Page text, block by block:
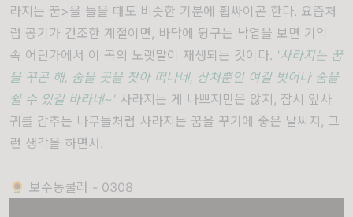
라지는 꿈>을 들을 때도 비슷한 기분에 휩싸이곤 한다. 요즘처
럼 공기가 건조한 계절이면, 바닥에 뒹구는 낙엽을 보면 기억
속 어딘가에서 이 곡의 노랫말이 재생되는 것이다. '사라지는 꿈
을 꾸곤 해, 숨을 곳을 찾아 떠나네, 상처뿐인 여길 벗어나 숨을
쉴 수 있길 바라네~' 사라지는 게 나쁘지만은 않지, 잠시 잎사
귀를 감추는 나무들처럼 사라지는 꿈을 꾸기에 좋은 날씨지, 그
런 생각을 하면서.
🌻 보수동쿨러 - 0308